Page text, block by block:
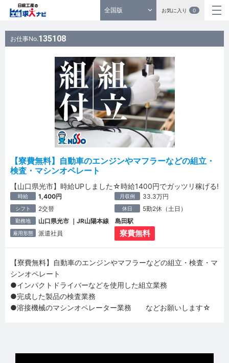
全国版 お気に入り 0
お仕事No.135108
【寮費無料】自動車のエンジンやマフラーなどの組立・
検査・マシンオペレート
【山口県光市】時給UPしました☆時給1400円でガッツリ稼げる!
時給 1,400円 月収例 33.3万円
シフト 2交替 休日 5勤2休（土日）
勤務地 山口県光市 ｜JR山陽本線 島田駅
雇用形態 派遣社員 寮費無料
【寮費無料】自動車のエンジンやマフラーなどの組立・検査・マ
シンオペレート
●インパクトドライバーなどを使用した組立業務
●完成した製品の検査業務
●溶接機械のマシンオペレーター業務 などお願いします☆